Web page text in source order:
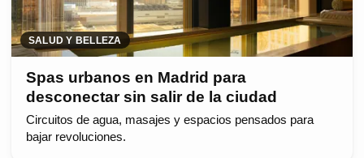
SALUD Y BELLEZA
Spas urbanos en Madrid para
desconectar sin salir de la ciudad
Circuitos de agua, masajes y espacios pensados para
bajar revoluciones.